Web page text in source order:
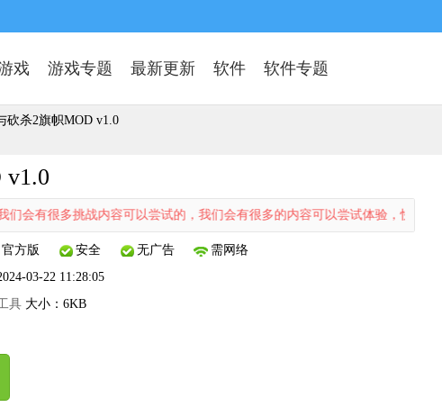
戏 游戏专题 最新更新 软件 软件专题
砍杀2旗帜MOD v1.0
挑战内容可以尝试的，我们会有很多的内容可以尝试体验，快来下载试试吧！
官方版 安全 无广告
需网络
03-22 11:28:05
具 大小： 6KB